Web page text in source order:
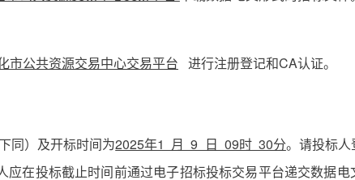
市公共资源交易中心交易平台 进行注册登记和CA认证。
同）及开标时间为2025年1 月 9 日 09时 30分。请投标
在投标截止时间前通过电子招标投标交易平台递交数据